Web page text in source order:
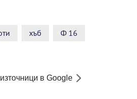
хъб Ф 16
в Google